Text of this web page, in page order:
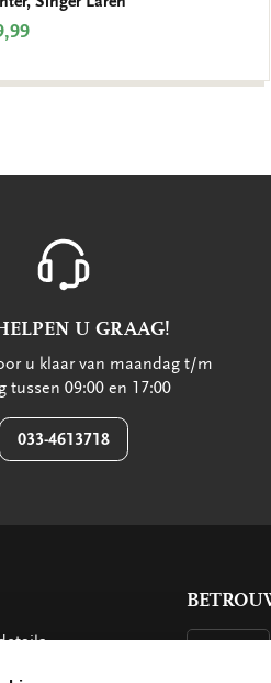
U GRAAG!
u klaar van maandag t/m
tussen 09:00 en 17:00
033-4613718